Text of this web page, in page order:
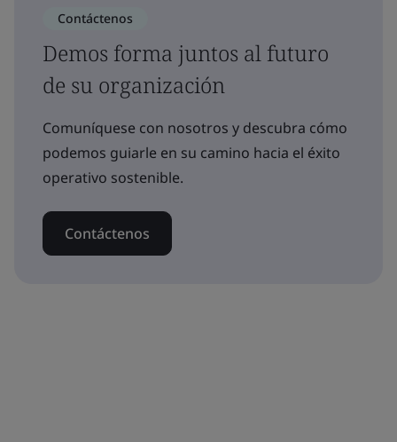
Contáctenos
Demos forma juntos al futuro
de su organización
Comuníquese con nosotros y descubra cómo
podemos guiarle en su camino hacia el éxito
operativo sostenible.
Contáctenos